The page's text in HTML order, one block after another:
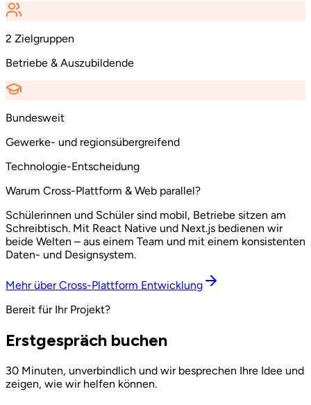
2 Zielgruppen
Betriebe & Auszubildende
Bundesweit
Gewerke- und regionsübergreifend
Technologie-Entscheidung
Warum Cross-Plattform & Web parallel?
Schülerinnen und Schüler sind mobil, Betriebe sitzen am
Schreibtisch. Mit React Native und Next.js bedienen wir
beide Welten – aus einem Team und mit einem konsistenten
Daten- und Designsystem.
Mehr über Cross-Plattform Entwicklung
Bereit für Ihr Projekt?
Erstgespräch buchen
30 Minuten, unverbindlich und wir besprechen Ihre Idee und
zeigen, wie wir helfen können.